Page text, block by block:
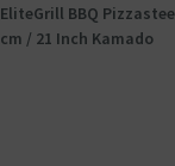
EliteGrill BBQ
cm / 21 Inch Kamado